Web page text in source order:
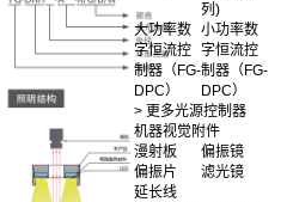
列)
大功率数
字恒流控
制器（FG-
DPC）
小功率数
字恒流控
制器（FG-
DPC）
> 更多光源控制器
机器视觉附件
漫射板
偏振镜
偏振片
滤光镜
延长线